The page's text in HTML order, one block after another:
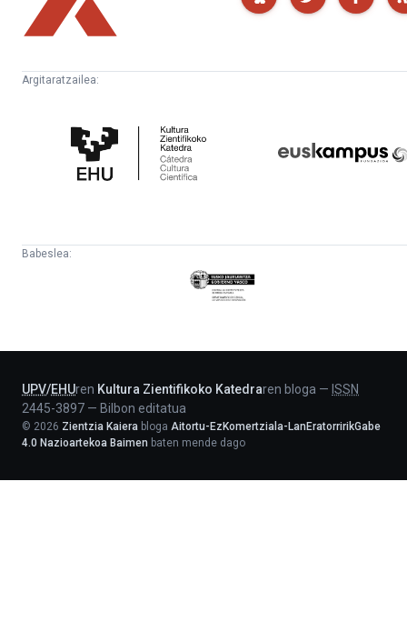
Argitaratzailea:
Zientifikoko
Katedra
Babeslea:
Eusko
Jaurlaritza
UPV/EHUren Kultura Zientifikoko Katedraren bloga — ISSN
2445-3897 — Bilbon editatua
© 2026 Zientzia Kaiera bloga Aitortu-EzKomertziala-LanEratorririkGabe
4.0 Nazioartekoa Baimen baten mende dago